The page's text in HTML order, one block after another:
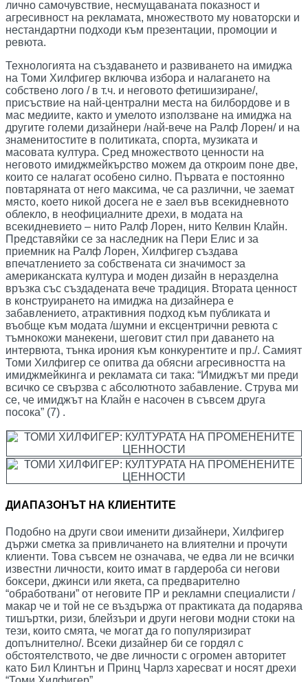
лично самочувствие, несмущаваната показност и
агресивност на рекламата, множеството му новаторски и
нестандартни подходи към презентации, промоции и
ревюта.
Технологията на създаването и развиването на имиджа
на Томи Хилфигер включва избора и налагането на
собствено лого / в т.ч. и неговото фетишизиране/,
присъствие на най-централни места на билбордове и в
мас медиите, както и умелото използване на имиджа на
другите големи дизайнери /най-вече на Ралф Лорен/ и на
знаменитостите в политиката, спорта, музиката и
масовата култура. Сред множеството ценности на
неговото имиджмейкърство можем да откроим поне две,
които се налагат особено силно. Първата е постоянно
повтаряната от него максима, че са различни, че заемат
място, което никой досега не е заел във всекидневното
облекло, в неофициалните дрехи, в модата на
всекидневието – нито Ралф Лорен, нито Келвин Клайн.
Представяйки се за наследник на Пери Елис и за
приемник на Ралф Лорен, Хилфигер създава
впечатлението за собствената си значимост за
американската култура и моден дизайн в неразделна
връзка със създадената вече традиция. Втората ценност
в конструирането на имиджа на дизайнера е
забавлението, атрактивния подход към публиката и
въобще към модата /шумни и ексцентрични ревюта с
тъмнокожи манекени, шеговит стил при даването на
интервюта, тънка ирония към конкурентите и пр./. Самият
Томи Хилфигер се опитва да обясни агресивността на
имиджмейкинга и рекламата си така: “Имиджът ми преди
всичко се свързва с абсолютното забавление. Струва ми
се, че имиджът на Клайн е насочен в съвсем друга
посока” (7) .
ДИАПАЗОНЪТ НА КЛИЕНТИТЕ
Подобно на други свои именити дизайнери, Хилфигер
държи сметка за привличането на влиятелни и прочути
клиенти. Това съвсем не означава, че едва ли не всички
известни личности, които имат в гардероба си негови
боксери, джинси или якета, са предварително
“обработвани” от неговите ПР и рекламни специалисти /
макар че и той не се въздържа от практиката да подарява
тишъртки, ризи, блейзъри и други негови модни стоки на
тези, които смята, че могат да го популяризират
допълнително/. Всеки дизайнер би се гордял с
обстоятелството, че две личности с огромен авторитет
като Бил Клинтън и Принц Чарлз харесват и носят дрехи